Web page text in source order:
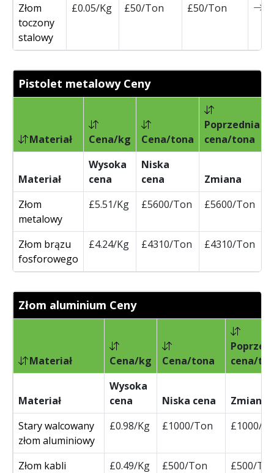
Złom
toczony
stalowy
£0.05/Kg £50/Ton £50/Ton
Pistolet metalowy Ceny
Materiał Cena/kg Cena/tona
Poprzednia
cena/tona
Materiał
Wysoka
cena
Niska
cena
Zmiana
Złom
metalowy
£5.51/Kg £5600/Ton £5600/Ton
Złom brązu
fosforowego
£4.24/Kg £4310/Ton £4310/Ton
Złom aluminium Ceny
Materiał Cena/kg Cena/tona
cena/
Materiał
Wysoka
cena
Niska cena
Zmiana
Stary walcowany
złom aluminiowy
£0.98/Kg £1000/Ton £1000/
Złom kabli
£0.49/Kg £500/Ton £500/